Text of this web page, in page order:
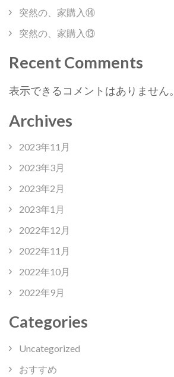
突然の、家購入⑭
突然の、家購入⑬
Recent Comments
表示できるコメントはありません。
Archives
2023年11月
2023年3月
2023年2月
2023年1月
2022年12月
2022年11月
2022年10月
2022年9月
Categories
Uncategorized
おすすめ